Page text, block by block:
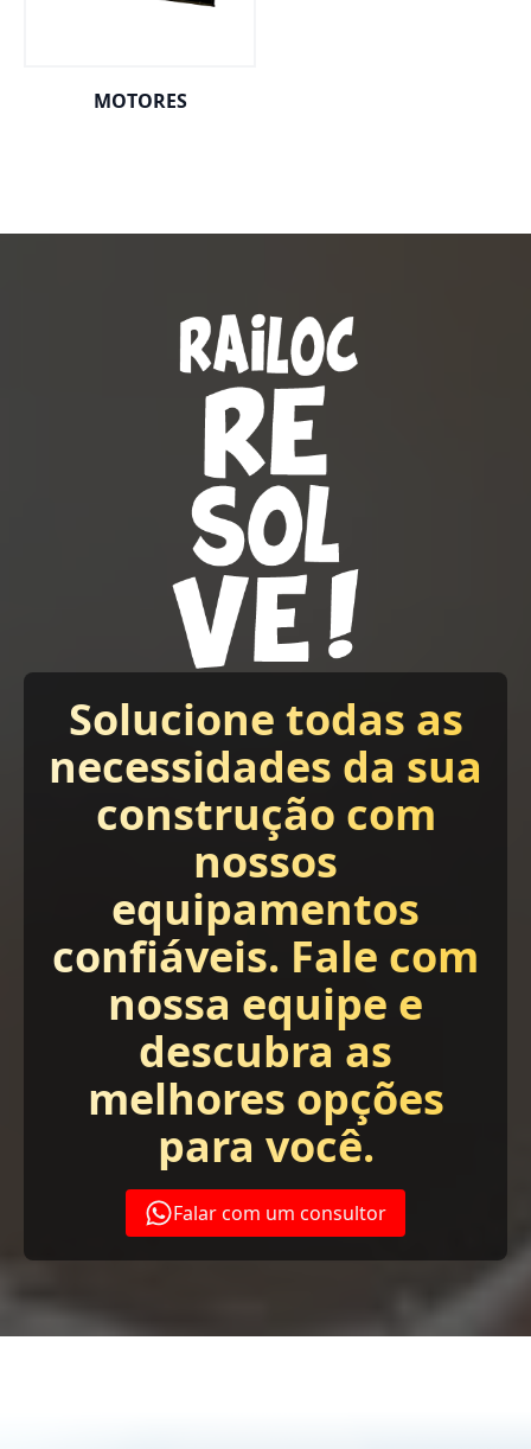
MOTORES
Solucione todas as
necessidades da sua
construção com
nossos
equipamentos
confiáveis. Fale com
nossa equipe e
descubra as
melhores opções
para você.
Falar com um consultor